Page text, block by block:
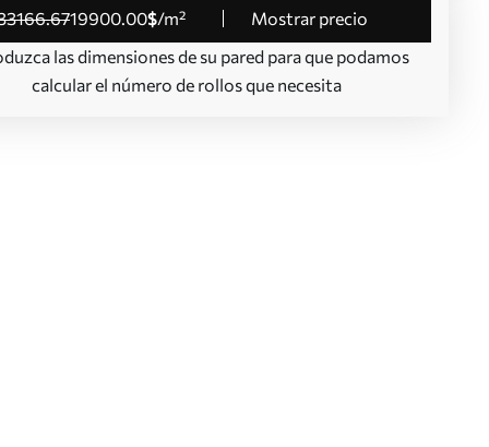
.6719900.00$/m²
Mostrar precio
las dimensiones de su pared para que podamos
calcular el número de rollos que necesita